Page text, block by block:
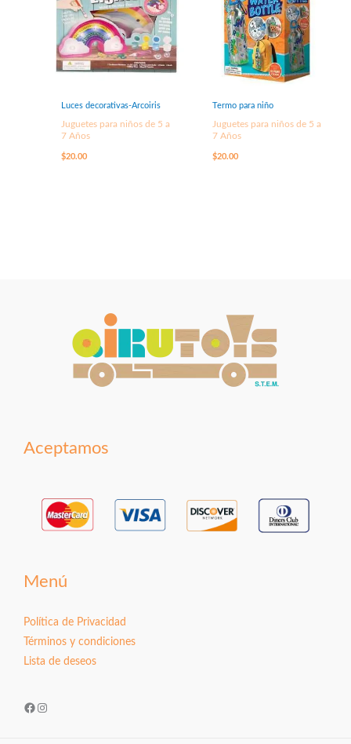
Luces decorativas-Arcoiris
Juguetes para niños de 5 a
7 Años
$20.00
Termo para niño
Juguetes para niños de 5 a
7 Años
$20.00
Aceptamos
Menú
Política de Privacidad
Términos y condiciones
Lista de deseos
Facebook
Instagram